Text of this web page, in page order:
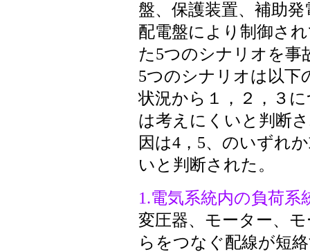
盤、保護装置、補助
配電盤により制御さ
た5つのシナリオを事
5つのシナリオは以下
状況から１，２，３
は考えにくいと判断
因は4，5、のいずれ
いと判断された。
1.電気系統内の負荷系
変圧器、モーター、
らをつなぐ配線が短